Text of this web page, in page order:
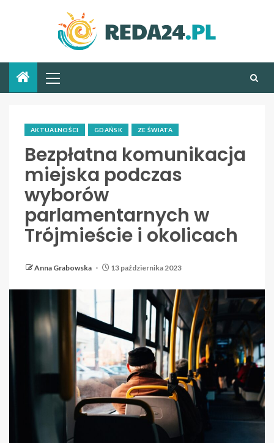
AKTUALNOŚCI GDAŃSK ZE ŚWIATA
Bezpłatna komunikacja
miejska podczas
wyborów
parlamentarnych w
Trójmieście i okolicach
Anna Grabowska 13 października 2023